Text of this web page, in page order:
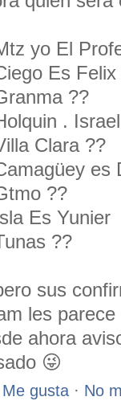
yo El
Es Felix
??
.
Clara ??
es
??
Es Yunier
??
sus
les
ahora
😜
Me gusta · No